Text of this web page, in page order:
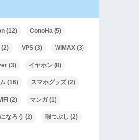
(12) ConoHa (5)
(2) VPS (3) WiMAX (3)
(3) イヤホン (8)
(16) スマホグッズ(2)
(2) マンガ(1)
なろう (2) 暇つぶし (2)